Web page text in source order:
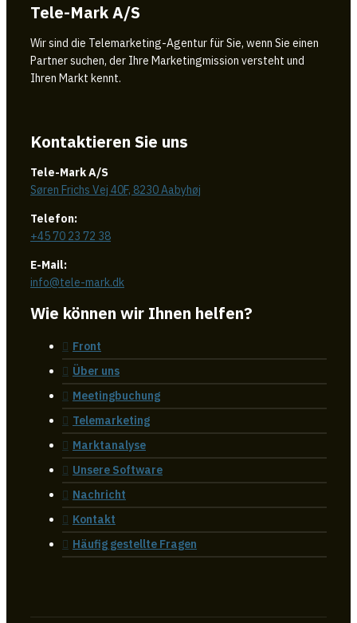
Tele-Mark A/S
Wir sind die Telemarketing-Agentur für Sie, wenn Sie einen
Partner suchen, der Ihre Marketingmission versteht und
Ihren Markt kennt.
Kontaktieren Sie uns
Tele-Mark A/S
Søren Frichs Vej 40F, 8230 Aabyhøj
Telefon:
+45 70 23 72 38
E-Mail:
info@tele-mark.dk
Wie können wir Ihnen helfen?
Front
Über uns
Meetingbuchung
Telemarketing
Marktanalyse
Unsere Software
Nachricht
Kontakt
Häufig gestellte Fragen